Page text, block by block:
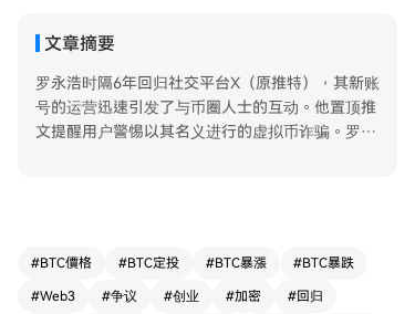
文章摘要
罗永浩时隔6年回归社交平台X（原推特），其新账
号的运营迅速引发了与币圈人士的互动。他置顶推
文提醒用户警惕以其名义进行的虚拟币诈骗。罗永
的比特币，市值已涨至3000多万，获利约30倍。
子科技曾考虑做区块链手机，但强调在国家政策明
#BTC價格 #BTC定投 #BTC暴漲 #BTC暴跌
#Web3 #争议 #创业 #加密 #回归